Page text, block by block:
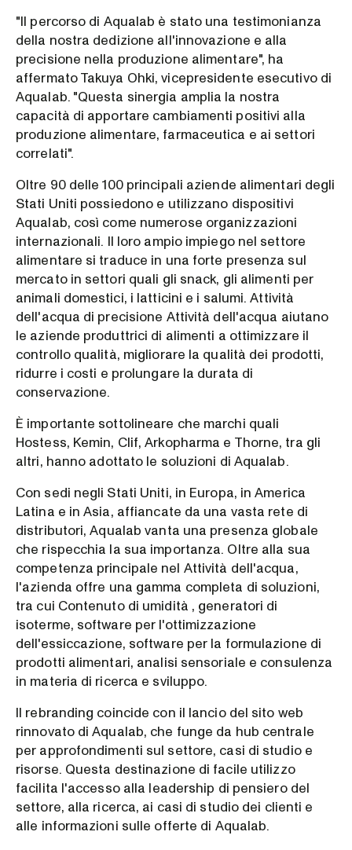
"Il percorso di Aqualab è stato una testimonianza
della nostra dedizione all'innovazione e alla
precisione nella produzione alimentare", ha
affermato Takuya Ohki, vicepresidente esecutivo di
Aqualab. "Questa sinergia amplia la nostra
capacità di apportare cambiamenti positivi alla
produzione alimentare, farmaceutica e ai settori
correlati".
Oltre 90 delle 100 principali aziende alimentari degli
Stati Uniti possiedono e utilizzano dispositivi
Aqualab, così come numerose organizzazioni
internazionali. Il loro ampio impiego nel settore
alimentare si traduce in una forte presenza sul
mercato in settori quali gli snack, gli alimenti per
animali domestici, i latticini e i salumi. Attività
dell'acqua di precisione Attività dell'acqua aiutano
le aziende produttrici di alimenti a ottimizzare il
controllo qualità, migliorare la qualità dei prodotti,
ridurre i costi e prolungare la durata di
conservazione.
È importante sottolineare che marchi quali
Hostess, Kemin, Clif, Arkopharma e Thorne, tra gli
altri, hanno adottato le soluzioni di Aqualab.
Con sedi negli Stati Uniti, in Europa, in America
Latina e in Asia, affiancate da una vasta rete di
distributori, Aqualab vanta una presenza globale
che rispecchia la sua importanza. Oltre alla sua
competenza principale nel Attività dell'acqua,
l'azienda offre una gamma completa di soluzioni,
tra cui Contenuto di umidità , generatori di
isoterme, software per l'ottimizzazione
dell'essiccazione, software per la formulazione di
prodotti alimentari, analisi sensoriale e consulenza
in materia di ricerca e sviluppo.
Il rebranding coincide con il lancio del sito web
rinnovato di Aqualab, che funge da hub centrale
per approfondimenti sul settore, casi di studio e
risorse. Questa destinazione di facile utilizzo
facilita l'accesso alla leadership di pensiero del
settore, alla ricerca, ai casi di studio dei clienti e
alle informazioni sulle offerte di Aqualab.